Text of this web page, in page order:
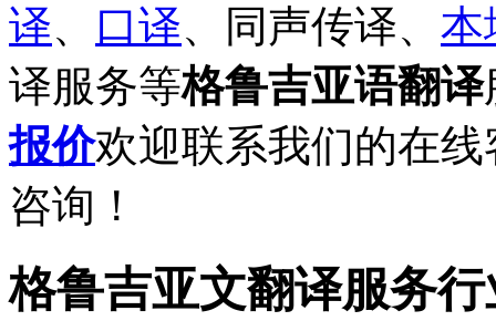
译、 口译、同声传译、 本
译服务等格鲁吉亚语翻译
报价欢迎联系我们的在线
咨询！
格鲁吉亚文翻译服务